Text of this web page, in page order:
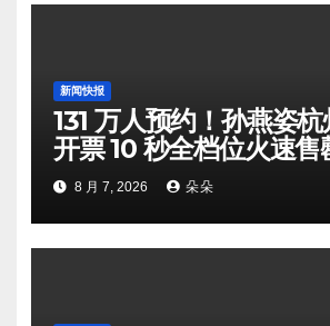
新闻快报
131 万人预约！孙燕姿
开票 10 秒全档位火速售
8 月 7, 2026 朵朵